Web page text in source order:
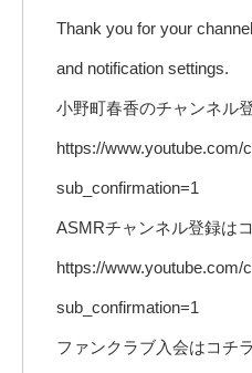
Thank you for your
and notification settings.
小野町春香のチャンネル
https://
sub_confirmation=1
ASMRチャンネル登録は
https://www.youtube.com/
sub_confirmation=1
ファンクラブ入会はコチ